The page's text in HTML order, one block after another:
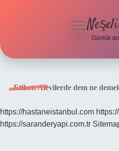
Hakkımızda
menüyü
Günlük
Etiket:Alevilerde dem ne
https://hastaneistanbul.com
https://saranderyapi.com.tr